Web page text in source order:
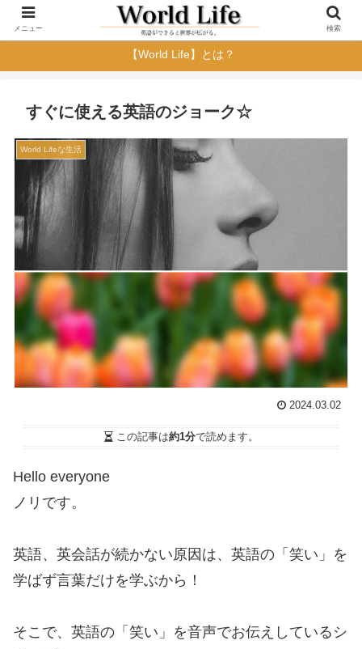
【World Life】とは？
すぐに使える英語のジョーク☆
World Lifeな生活
2024.03.02
この記事は約1分で読めます。
Hello everyone
ノリです。
英語、英会話が続かない原因は、英語の「笑い」を
学ばず言葉だけを学ぶから！
そこで、英語の「笑い」を音声でお伝えしているシ
メニュー 検索